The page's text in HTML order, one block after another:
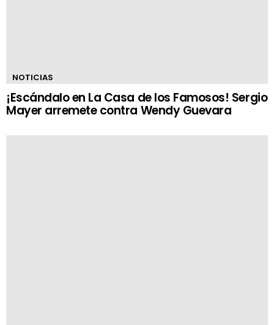
NOTICIAS
¡Escándalo en La Casa de los Famosos! Sergio
Mayer arremete contra Wendy Guevara